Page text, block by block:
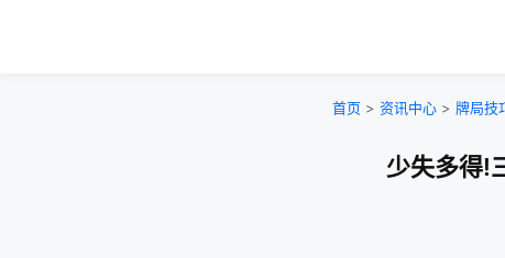
首页 > 资讯中心 > 牌局技
少失多得!